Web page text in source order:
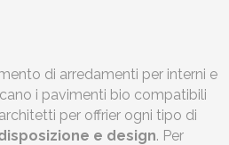
di arredamenti per interni e
i pavimenti bio compatibili
per offrier ogni tipo di
e design. Per